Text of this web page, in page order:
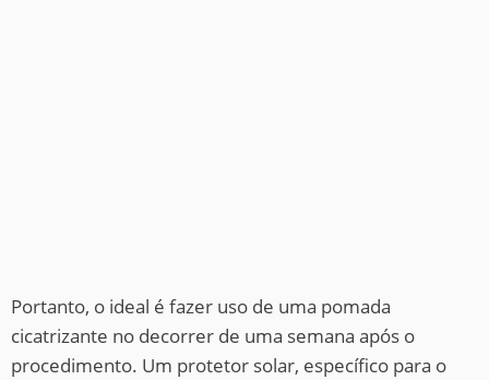
Portanto, o ideal é fazer uso de uma pomada
cicatrizante no decorrer de uma semana após o
procedimento. Um protetor solar, específico para o